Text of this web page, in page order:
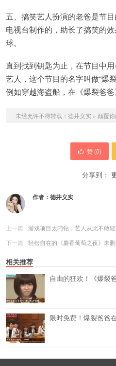
五、搞笑艺人扮演的老爸是节
电视台制作的，助长了搞笑的
球。
直到找到钥匙为止，在节目中
艺人，这个节目的名字叫做“爆
例如穿越海盗船，在《爆裂爸爸
未经允许不得转载： 德井义实 » 颠覆
赞 (0)
分享到：
作者： 德井义实
上一篇
游戏项目太刁钻，艺人从此不敢
下一篇
轻松自在的《麝香葡萄之夜》未
相关推荐
自由的狂欢！《爆裂
限时免费！爆裂爸爸